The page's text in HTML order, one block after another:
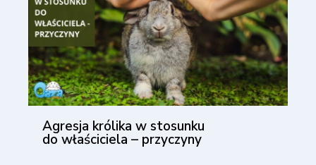
Agresja królika w stosunku
do właściciela – przyczyny